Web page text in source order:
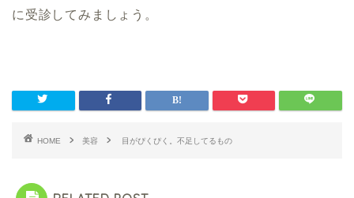
に受診してみましょう。
HOME 美容 目がぴくぴく。不足してるもの